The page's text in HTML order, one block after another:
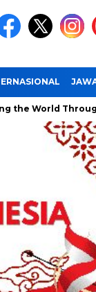
Through Soccer: